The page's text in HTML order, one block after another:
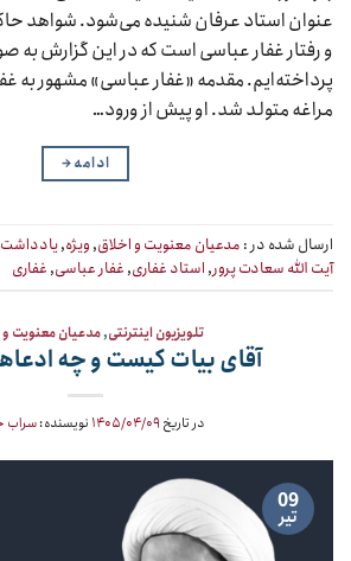
عنوان استاد عرفان شنیده می‌شود. شواهد حاکی
و رفتار غفار عباسی است که در این گزارش به
مراغه متولد شد. او پیش از ورود…
ادامه→
ارسال شده در : مدعیان معنویت و اخلاق, ویژه,یادداشت
آیت الله سعادت پرور, استاد غفاری, غفار عباسی, غفاری
تلویزیون اینترنتی,مدعیان معنویت و
آقای بیات کیست و چه
در تاریخ ۱۴۰۵/۰۴/۰۹ نویسنده:سراب
09
تیر